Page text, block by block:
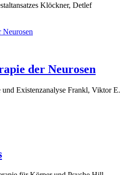
Klöckner, Detlef
der Neurosen
Existenzanalyse Frankl, Viktor E.